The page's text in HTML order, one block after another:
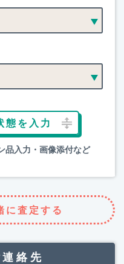
態を入力
品入力・画像添付など
に査定する
絡先